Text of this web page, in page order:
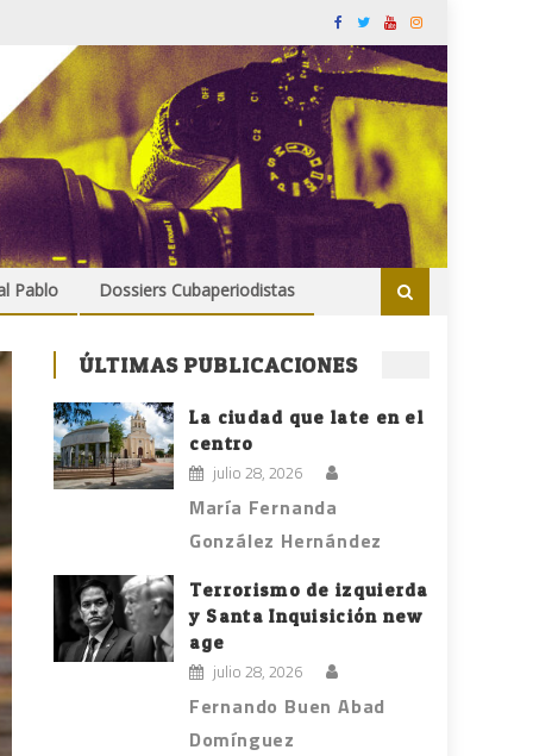
Pablo Dossiers Cubaperiodistas
ÚLTIMAS PUBLICACIONES
La ciudad que late en el
centro
julio 28, 2026
María Fernanda
González Hernández
Terrorismo de izquierda
y Santa Inquisición new
age
julio 28, 2026
Fernando Buen Abad
Domínguez